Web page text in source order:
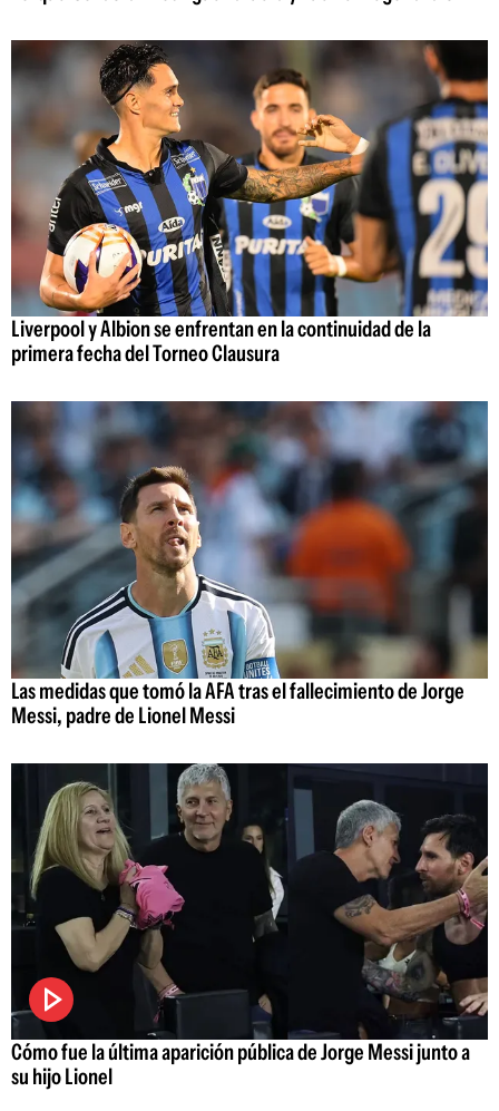
Liverpool y Albion se enfrentan en la continuidad de la
primera fecha del Torneo Clausura
Las medidas que tomó la AFA tras el fallecimiento de Jorge
Messi, padre de Lionel Messi
Cómo fue la última aparición pública de Jorge Messi junto a
su hijo Lionel